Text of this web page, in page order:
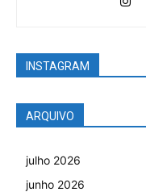
INSTAGRAM
ARQUIVO
julho 2026
junho 2026